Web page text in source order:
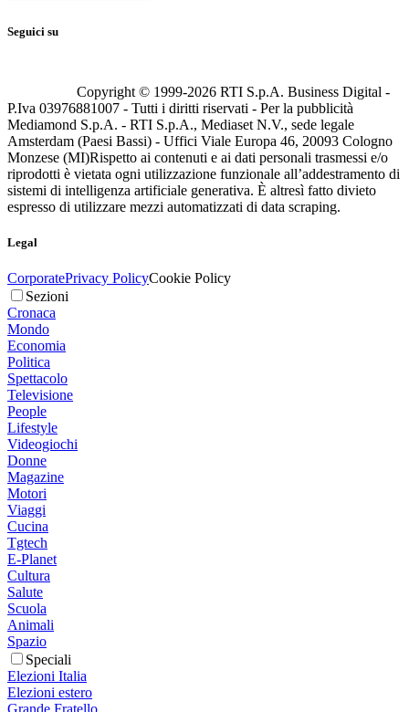
Seguici su
Copyright © 1999-2026 RTI S.p.A. Business Digital -
P.Iva 03976881007 - Tutti i diritti riservati - Per la pubblicità
Mediamond S.p.A. - RTI S.p.A., Mediaset N.V., sede legale
Amsterdam (Paesi Bassi) - Uffici Viale Europa 46, 20093 Cologno
Monzese (MI)Rispetto ai contenuti e ai dati personali trasmessi e/o
riprodotti è vietata ogni utilizzazione funzionale all’addestramento di
sistemi di intelligenza artificiale generativa. È altresì fatto divieto
espresso di utilizzare mezzi automatizzati di data scraping.
Legal
CorporatePrivacy PolicyCookie Policy
Sezioni
Cronaca
Mondo
Economia
Politica
Spettacolo
Televisione
People
Lifestyle
Videogiochi
Donne
Magazine
Motori
Viaggi
Cucina
Tgtech
E-Planet
Cultura
Salute
Scuola
Animali
Spazio
Speciali
Elezioni Italia
Elezioni estero
Grande Fratello